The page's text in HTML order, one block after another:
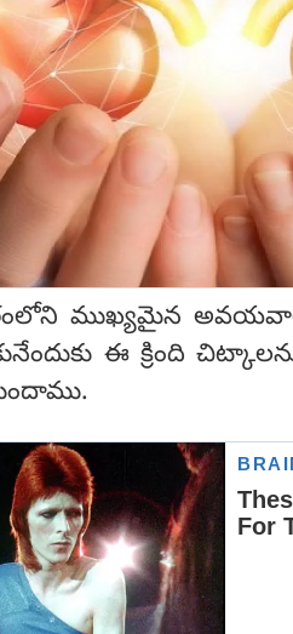
ముఖ్యమైన
ఈ క్రింది